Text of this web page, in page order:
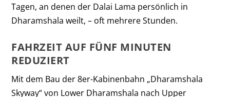
Tagen, an denen der Dalai Lama persönlich in
Dharamshala weilt, – oft mehrere Stunden.
FAHRZEIT AUF FÜNF MINUTEN
REDUZIERT
Mit dem Bau der 8er-Kabinenbahn „Dharamshala
Skyway“ von Lower Dharamshala nach Upper